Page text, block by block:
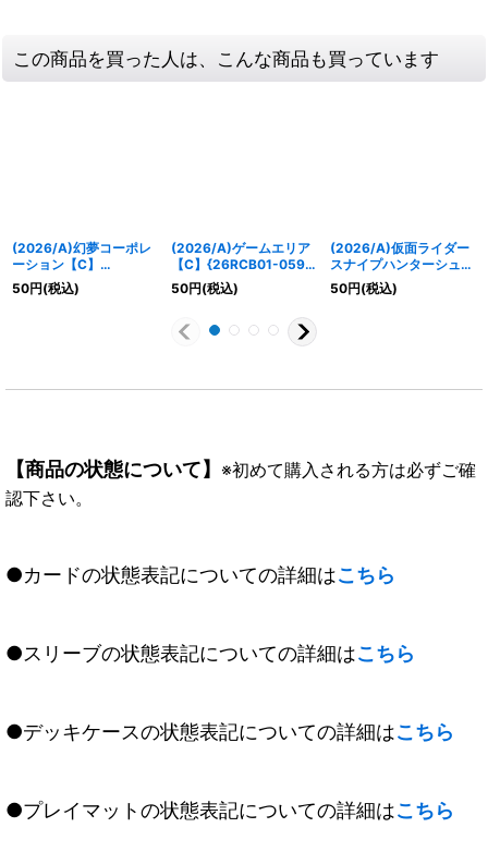
この商品を買った人は、こんな商品も買っています
(2026/A)幻夢コーポレ
ーション【C】
{26RCB01-060}《青》
50円(税込)
(2026/A)ゲームエリア
【C】{26RCB01-059}
《青》
50円(税込)
(2026/A)仮面ライダー
スナイプハンターシュー
ティングゲーマーレベル
5(フルドラゴン)【C】
50円(税込)
【商品の状態について】 ※初めて購入される方は必ずご確
認下さい。
●カードの状態表記についての詳細はこちら
●スリーブの状態表記についての詳細はこちら
●デッキケースの状態表記についての詳細はこちら
●プレイマットの状態表記についての詳細はこちら